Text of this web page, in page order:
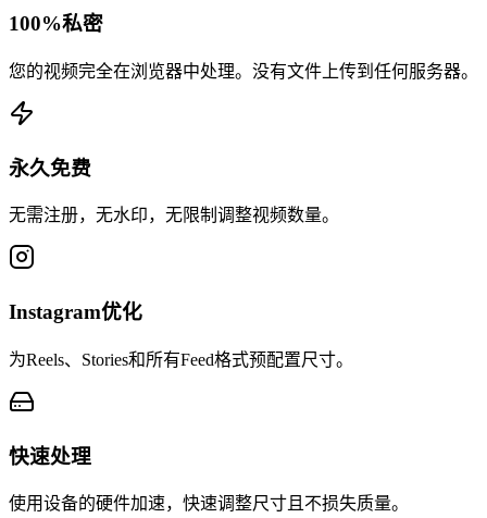
100%私密
您的视频完全在浏览器中处理。没有文件上传到任何服务器。
永久免费
无需注册，无水印，无限制调整视频数量。
Instagram优化
为Reels、Stories和所有Feed格式预配置尺寸。
快速处理
使用设备的硬件加速，快速调整尺寸且不损失质量。